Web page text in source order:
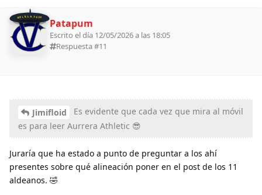
BOLILLA 2026 Patapum
Escrito el día 12/05/2026 a las 18:05
Respuesta #11
Jimifloid
Es evidente que cada vez que mira al móvil
es para leer Aurrera Athletic 😎
Juraría que ha estado a punto de preguntar a los ahí
presentes sobre qué alineación poner en el post de los 11
aldeanos. 🤣